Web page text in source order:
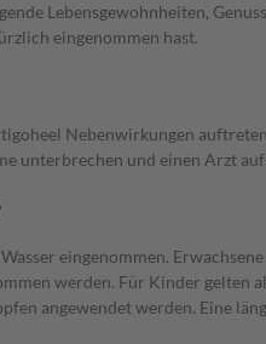
Lebensgewohnheiten,
eingenommen hast.
Nebenwirkungen
unterbrechen und einen Arzt
eingenommen.
werden. Für Kinder
angewendet werden. Eine